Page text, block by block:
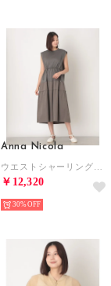
Anna Nicola
￥12,320
30%